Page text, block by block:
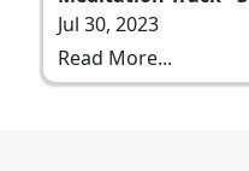
Jul 30, 2023
Read More...